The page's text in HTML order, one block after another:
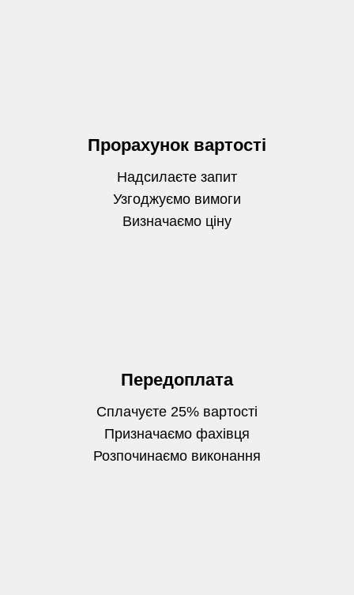
Прорахунок вартості
Надсилаєте запит
Узгоджуємо вимоги
Визначаємо ціну
Передоплата
Сплачуєте 25% вартості
Призначаємо фахівця
Розпочинаємо виконання